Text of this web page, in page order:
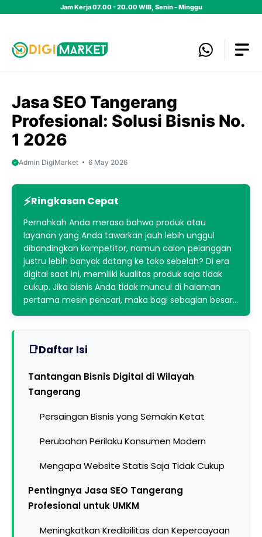
Jam Kerja 07.00 - 20.00 WIB, Senin - Minggu
Jasa SEO Tangerang
Profesional: Solusi Bisnis No.
1 2026
Admin DigiMarket 6 May 2026
Ringkasan Cepat
Pernahkah Anda merasa bahwa produk atau
layanan yang Anda tawarkan jauh lebih unggul
dibandingkan kompetitor, namun calon pelanggan
justru lebih banyak datang ke toko sebelah? Di era
digital saat ini, memiliki kualitas produk saja tidak
cukup. Jika bisnis Anda tidak muncul di halaman
pertama mesin pencari, maka bagi sebagian besar…
Daftar Isi
Tantangan Bisnis Digital di Wilayah
Tangerang
Persaingan Bisnis yang Semakin Ketat
Perubahan Perilaku Konsumen Modern
Mengapa Website Statis Saja Tidak Cukup
Pentingnya Jasa SEO Tangerang
Profesional untuk UMKM
Meningkatkan Kredibilitas dan Kepercayaan